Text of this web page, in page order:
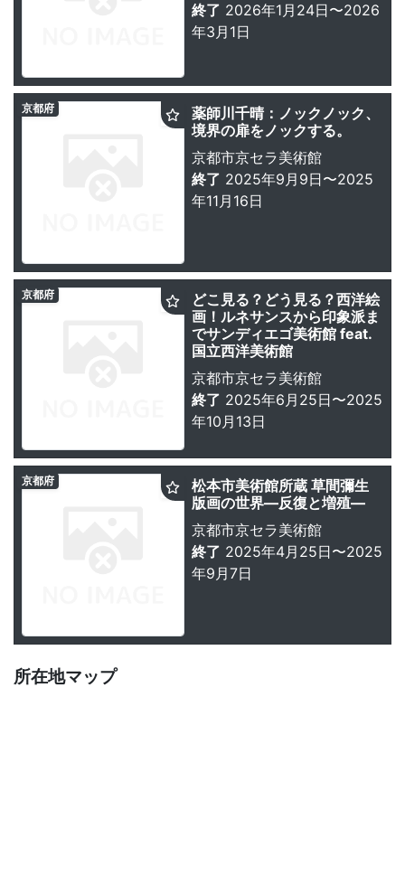
終了 2026年1月24日〜2026
年3月1日
薬師川千晴：ノックノック、
境界の扉をノックする。
京都市京セラ美術館
終了 2025年9月9日〜2025
年11月16日
京都府
どこ見る？どう見る？西洋絵
画！ルネサンスから印象派ま
でサンディエゴ美術館 feat.
国立西洋美術館
京都市京セラ美術館
終了 2025年6月25日〜2025
年10月13日
京都府
松本市美術館所蔵 草間彌生
版画の世界―反復と増殖―
京都市京セラ美術館
終了 2025年4月25日〜2025
年9月7日
京都府
所在地マップ